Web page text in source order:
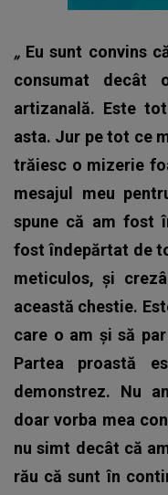
„ Eu sunt convins
consumat
artizanală. Este
asta. Jur pe tot ce
trăiesc o mizerie
mesajul meu
spune că am fost
fost îndepărtat de
meticulos, și
această chestie.
care o am și să
Partea proastă
demonstrez. Nu
doar vorba mea
nu simt decât că
rău că sunt în